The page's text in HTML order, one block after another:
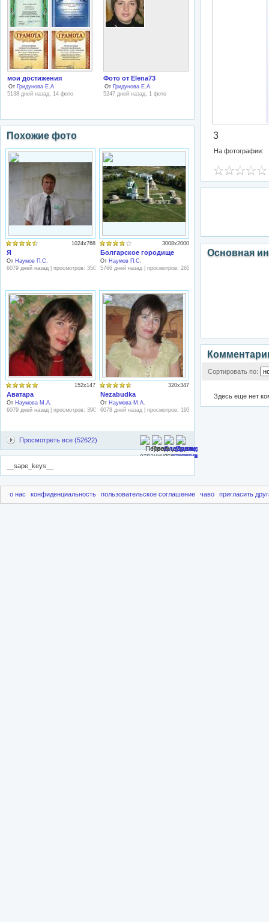
мои достижения
От Гридунова Е.А.
5138 дней назад, 14 фото
Фото от Elena73
От Гридунова Е.А.
5247 дней назад, 1 фото
Похожие фото
1024x768
Я
От Наумов П.С.
6079 дней назад | просмотров: 3504
3008x2000
Болгарское городище
От Наумов П.С.
5766 дней назад | просмотров: 2658
152x147
Аватара
От Наумова М.А.
6079 дней назад | просмотров: 3908
320x347
Nezabudka
От Наумова М.А.
6078 дней назад | просмотров: 1934
Просмотреть все (52622)
__sape_keys__
3
На фотографии:
Основная
Сортировать по:
Здесь еще нет
о нас конфиденциальность пользовательское соглашение чаво пригласить